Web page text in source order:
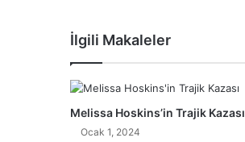
İlgili Makaleler
Melissa Hoskins’in Trajik Kazası
Ocak 1, 2024